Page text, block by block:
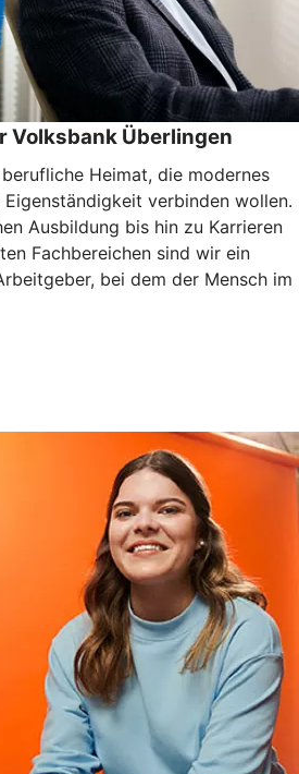
Volksbank Überlingen
Heimat, die modernes
Eigenständigkeit verbinden wollen.
Ausbildung bis hin zu Karrieren
Fachbereichen sind wir ein
bei dem der Mensch im